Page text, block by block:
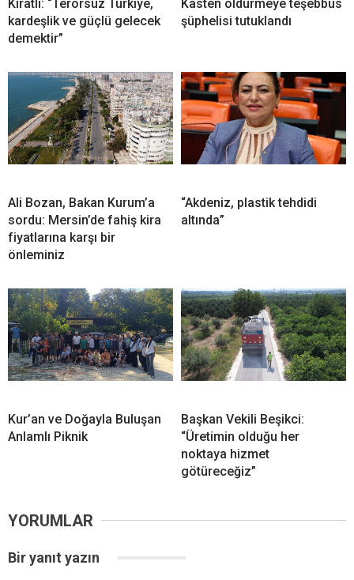
Kıratlı: “Terörsüz Türkiye,
kardeşlik ve güçlü gelecek
demektir”
Kasten öldürmeye teşebbüs
şüphelisi tutuklandı
Ali Bozan, Bakan Kurum’a
sordu: Mersin’de fahiş kira
fiyatlarına karşı bir
önleminiz
“Akdeniz, plastik tehdidi
altında”
Kur’an ve Doğayla Buluşan
Anlamlı Piknik
Başkan Vekili Beşikci:
“Üretimin olduğu her
noktaya hizmet
götüreceğiz”
YORUMLAR
Bir yanıt yazın